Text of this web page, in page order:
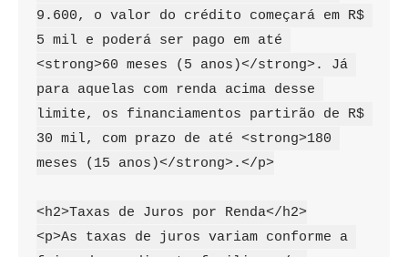
9.600, o valor do crédito começará em R$
5 mil e poderá ser pago em até
<strong>60 meses (5 anos)</strong>. Já
para aquelas com renda acima desse
limite, os financiamentos partirão de R$
30 mil, com prazo de até <strong>180
meses (15 anos)</strong>.</p>
<h2>Taxas de Juros por Renda</h2>
<p>As taxas de juros variam conforme a